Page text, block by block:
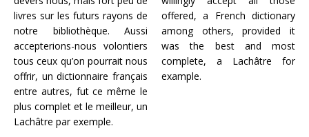
livres sur les futurs rayons de
notre bibliothèque. Aussi
accepterions-nous volontiers
tous ceux qu’on pourrait nous
offrir, un dictionnaire français
entre autres, fut ce même le
plus complet et le meilleur, un
Lachâtre par exemple.
offered, a French dictionary
among others, provided it
was the best and most
complete, a Lachâtre for
example.